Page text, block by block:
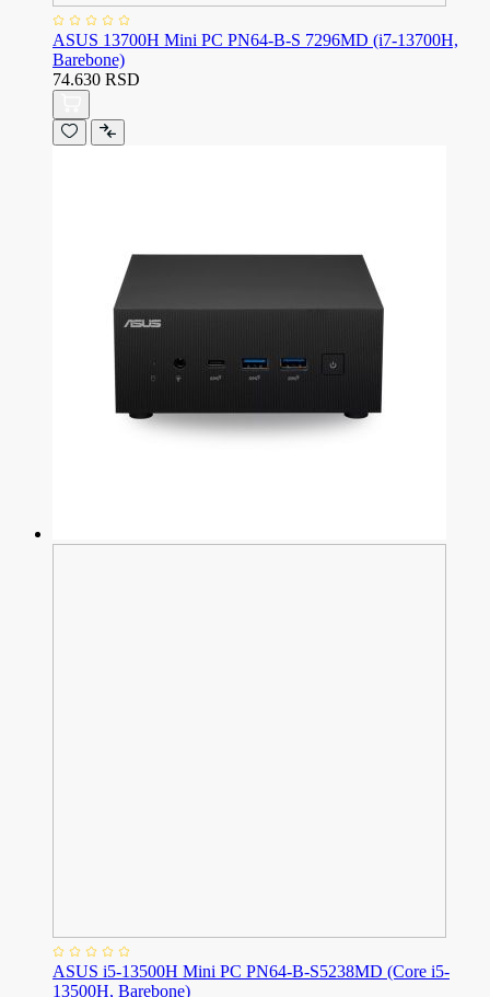
ASUS 13700H Mini PC PN64-B-S 7296MD (i7-13700H,
Barebone)
74.630 RSD
ASUS i5-13500H Mini PC PN64-B-S5238MD (Core i5-
13500H, Barebone)